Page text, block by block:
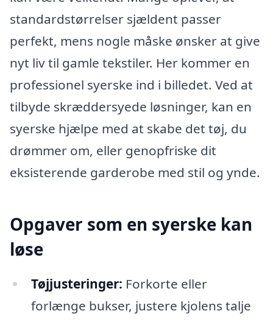
standardstørrelser sjældent passer
perfekt, mens nogle måske ønsker at give
nyt liv til gamle tekstiler. Her kommer en
professionel syerske ind i billedet. Ved at
tilbyde skræddersyede løsninger, kan en
syerske hjælpe med at skabe det tøj, du
drømmer om, eller genopfriske dit
eksisterende garderobe med stil og ynde.
Opgaver som en syerske kan
løse
Tøjjusteringer: Forkorte eller
forlænge bukser, justere kjolens talje